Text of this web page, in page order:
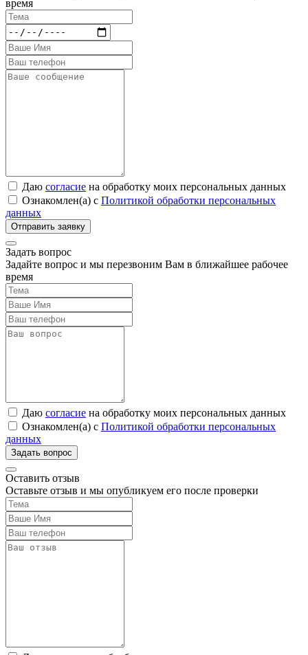
время
Даю согласие на обработку моих персональных данных
Ознакомлен(а) с Политикой обработки персональных
данных
Задать вопрос
Задайте вопрос и мы перезвоним Вам в ближайшее рабочее
время
Даю согласие на обработку моих персональных данных
Ознакомлен(а) с Политикой обработки персональных
данных
Оставить отзыв
Оставьте отзыв и мы опубликуем его после проверки